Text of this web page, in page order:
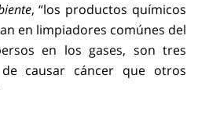
, “los productos químicos
en limpiadores comúnes del
en los gases, son tres
causar cáncer que otros